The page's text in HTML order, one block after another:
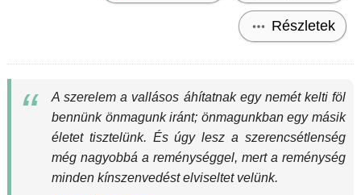
Részletek
A szerelem a vallásos áhítatnak egy nemét kelti föl
bennünk önmagunk iránt; önmagunkban egy másik
életet tisztelünk. És úgy lesz a szerencsétlenség
még nagyobbá a reménységgel, mert a reménység
minden kínszenvedést elviseltet velünk.